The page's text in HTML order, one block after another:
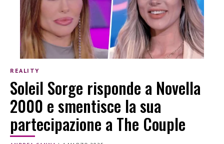
REALITY
Soleil Sorge risponde a Novella
2000 e smentisce la sua
partecipazione a The Couple